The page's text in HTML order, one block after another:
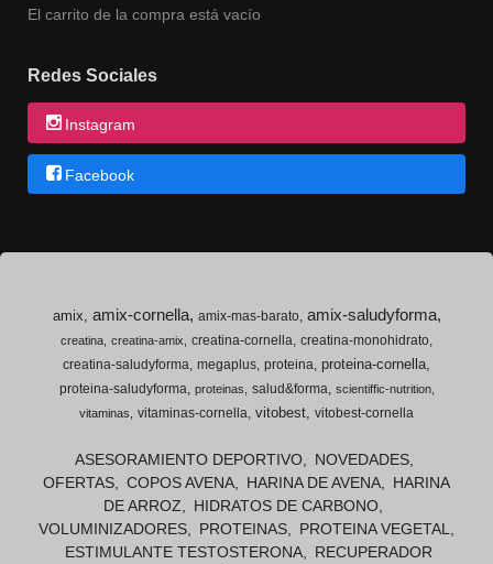
El carrito de la compra está vacío
Redes Sociales
Instagram
Facebook
amix amix-cornella amix-mas-barato amix-saludyforma
creatina creatina-amix creatina-cornella creatina-monohidrato
creatina-saludyforma megaplus proteina proteina-cornella
proteina-saludyforma proteinas salud&forma
scientiffic-nutrition
vitaminas
vitaminas-cornella vitobest vitobest-cornella
ASESORAMIENTO DEPORTIVO
NOVEDADES
OFERTAS
COPOS AVENA HARINA DE AVENA
HARINA
DE ARROZ
HIDRATOS DE CARBONO
VOLUMINIZADORES
PROTEINAS
PROTEINA VEGETAL
ESTIMULANTE TESTOSTERONA
RECUPERADOR